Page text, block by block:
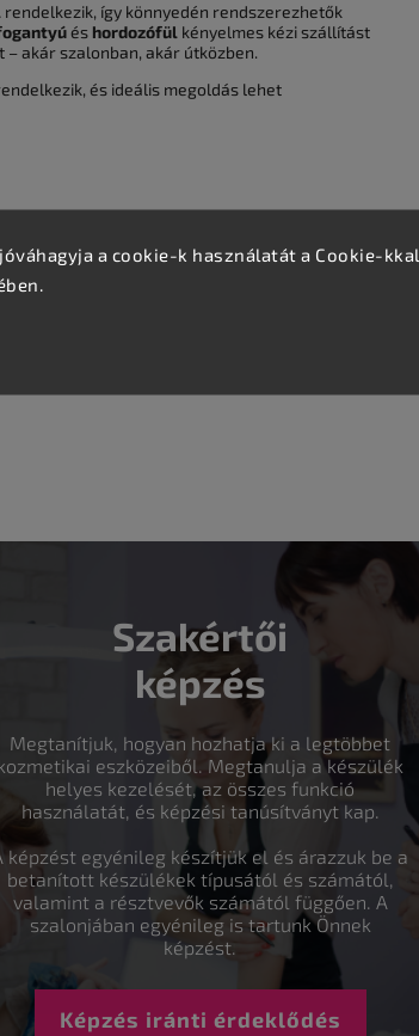
a cookie-k használatát a Cookie-kkal
rendelkezik, így könnyedén rendszerezhetők
és hordozófül kényelmes kézi szállítást
akár szalonban, akár útközben.
és ideális megoldás lehet
Szakértői
képzés
Megtanítjuk, hogyan hozhatja ki a legtöbbet
eszközeiből. Megtanulja a készülék
helyes kezelését, az összes funkció
használatát, és képzési tanúsítványt kap.
képzést egyénileg készítjük el és árazzuk be a
betanított készülékek típusától és számától,
valamint a résztvevők számától függően. A
szalonjában egyénileg is tartunk Önnek
képzést.
Képzés iránti érdeklődés